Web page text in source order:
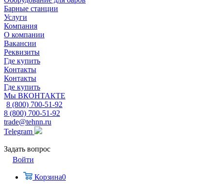
Барные станции
Услуги
Компания
О компании
Вакансии
Реквизиты
Где купить
Контакты
Контакты
Где купить
Мы ВКОНТАКТЕ
8 (800) 700-51-92
8 (800) 700-51-92
trade@tehnn.ru
Telegram
Задать вопрос
Войти
Корзина0